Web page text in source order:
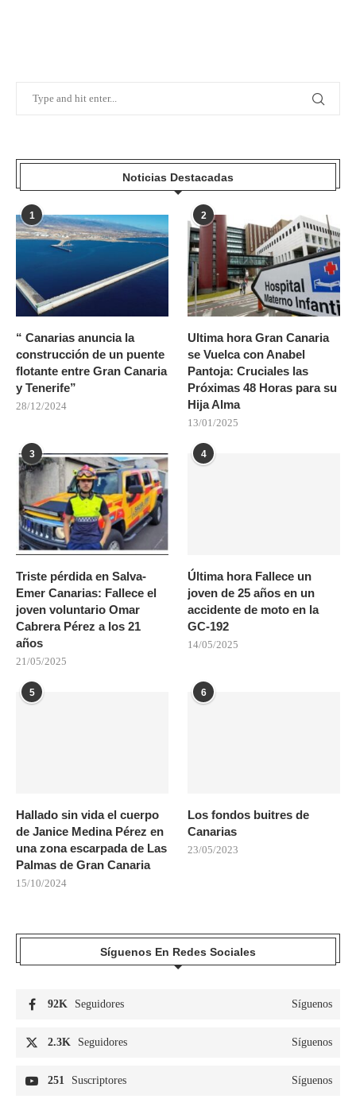
Noticias Destacadas
1
“ Canarias anuncia la
construcción de un puente
flotante entre Gran Canaria
y Tenerife”
28/12/2024
2
Ultima hora Gran Canaria
se Vuelca con Anabel
Pantoja: Cruciales las
Próximas 48 Horas para su
Hija Alma
13/01/2025
3
Triste pérdida en Salva-
Emer Canarias: Fallece el
joven voluntario Omar
Cabrera Pérez a los 21
años
21/05/2025
4
Última hora Fallece un
joven de 25 años en un
accidente de moto en la
GC-192
14/05/2025
5
Hallado sin vida el cuerpo
de Janice Medina Pérez en
una zona escarpada de Las
Palmas de Gran Canaria
15/10/2024
6
Los fondos buitres de
Canarias
23/05/2023
Síguenos En Redes Sociales
92K Seguidores Síguenos
2.3K Seguidores Síguenos
251 Suscriptores Síguenos